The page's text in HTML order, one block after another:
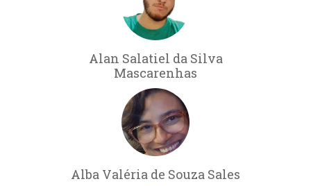
Alan Salatiel da Silva
Mascarenhas
Alba Valéria de Souza Sales